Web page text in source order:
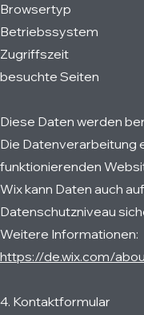
Browsertyp
Betriebssystem
Zugriffszeit
besuchte Seiten
Diese Daten werden
Die Datenverarbeitung
funktionierenden
Wix kann Daten auch
Datenschutzniveau
Weitere Informationen:
https://de.wix.com/
4. Kontaktformular